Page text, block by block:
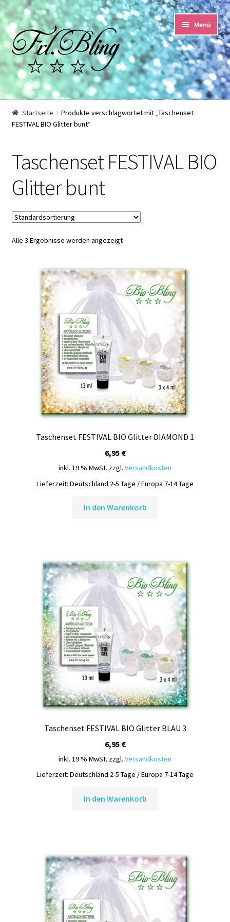
Zur
Navigation
springen
Springe
zum
Inhalt
Menü
Start
AGB und Kundeninformationen
Datenschutzerklärung
Echtheit von Bewertungen
Kasse
Produktinfos
Versandbedingungen
Vertrag widerrufen
Warenkorb
Widerrufsbelehrung / Muster-Widerrufsformular
Startseite
Produkte verschlagwortet mit „Taschenset
FESTIVAL BIO Glitter bunt“
Taschenset FESTIVAL BIO
Glitter bunt
Alle 3 Ergebnisse werden angezeigt
Taschenset FESTIVAL BIO Glitter DIAMOND 1
6,95 €
inkl. 19 % MwSt. zzgl. Versandkosten
Lieferzeit: Deutschland 2-5 Tage / Europa 7-14 Tage
In den Warenkorb
Taschenset FESTIVAL BIO Glitter BLAU 3
6,95 €
inkl. 19 % MwSt. zzgl. Versandkosten
Lieferzeit: Deutschland 2-5 Tage / Europa 7-14 Tage
In den Warenkorb